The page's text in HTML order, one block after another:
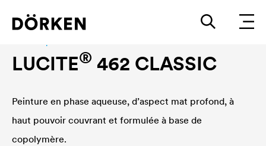
LUCITE® 462 CLASSIC
Peinture en phase aqueuse, d’aspect mat profond, à
haut pouvoir couvrant et formulée à base de
copolymère.